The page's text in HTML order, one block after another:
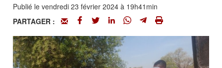
Publié le vendredi 23 février 2024 à 19h41min
PARTAGER :